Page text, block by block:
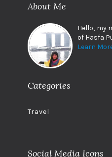
About Me
Hello, my
of Hasfa
Learn
Categories
Travel
Social Media Icons